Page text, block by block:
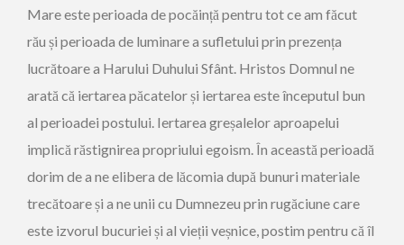
Mare este perioada de pocăință pentru tot ce am făcut
rău și perioada de luminare a sufletului prin prezența
lucrătoare a Harului Duhului Sfânt. Hristos Domnul ne
arată că iertarea păcatelor și iertarea este începutul bun
al perioadei postului. Iertarea greșalelor aproapelui
implică răstignirea propriului egoism. În această perioadă
dorim de a ne elibera de lăcomia după bunuri materiale
trecătoare și a ne unii cu Dumnezeu prin rugăciune care
este izvorul bucuriei și al vieții veșnice, postim pentru că îl